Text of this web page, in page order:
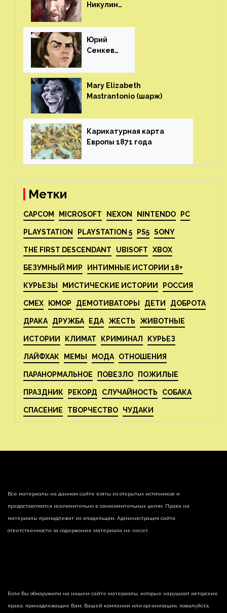
Никулин
Юрий
Сенкеви
Mary Elizabeth
Mastrantonio (шарж)⁠⁠
Карикатурная карта
Европы 1871 года⁠⁠
Метки
CAPCOM MICROSOFT NEXON NINTENDO PC
PLAYSTATION PLAYSTATION 5 PS5 SONY
THE FIRST DESCENDANT UBISOFT XBOX
БЕЗУМНЫЙ МИР ИНТИМНЫЕ ИСТОРИИ 18+
КУРЬЕЗЫ МИСТИЧЕСКИЕ ИСТОРИИ РОССИЯ
СМЕХ ЮМОР ДЕМОТИВАТОРЫ ДЕТИ ДОБРОТА
ДРАКА ДРУЖБА ЕДА ЖЕСТЬ ЖИВОТНЫЕ
ИСТОРИИ КЛИМАТ КРИМИНАЛ КУРЬЕЗ
ЛАЙФХАК МЕМЫ МОДА ОТНОШЕНИЯ
ПАРАНОРМАЛЬНОЕ ПОВЕЗЛО ПОЖИЛЫЕ
ПРАЗДНИК РЕКОРД СЛУЧАЙНОСТЬ СОБАКА
СПАСЕНИЕ ТВОРЧЕСТВО ЧУДАКИ
Все материалы на данном сайте взяты из открытых источников и
предоставляются исключительно в ознакомительных целях. Права на
материалы принадлежат их владельцам. Администрация сайта
ответственности за содержание материала не несет.
Если Вы обнаружили на нашем сайте материалы, которые нарушают авторские
права, принадлежащие Вам, Вашей компании или организации, пожалуйста,